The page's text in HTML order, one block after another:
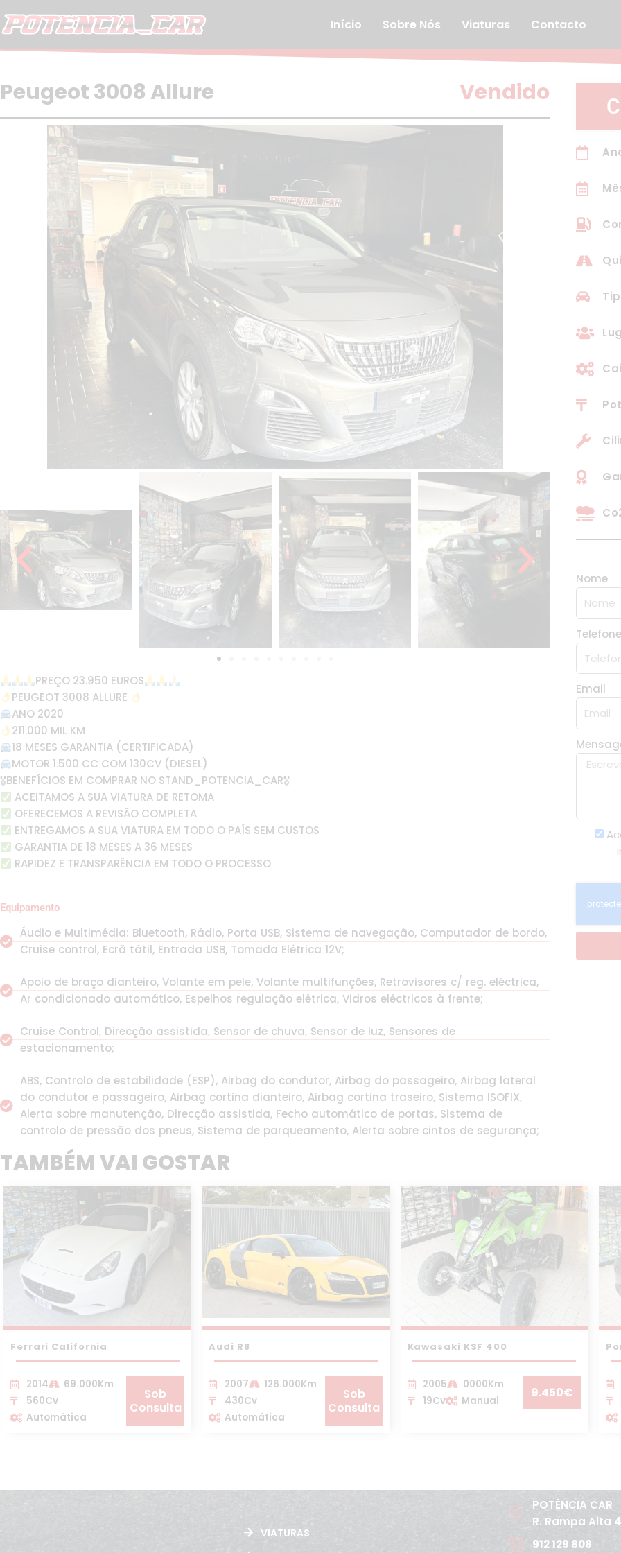
to
Início Sobre Nós Viaturas Contacto
Peugeot 3008 Allure Vendido
PREÇO 23.950 EUROS
PEUGEOT 3008 ALLURE
ANO 2020
211.000 MIL KM
18 MESES GARANTIA (CERTIFICADA)
MOTOR 1.500 CC COM 130CV (DIESEL)
🎖BENEFÍCIOS EM COMPRAR NO STAND_POTENCIA_CAR🎖
ACEITAMOS A SUA VIATURA DE RETOMA
OFERECEMOS A REVISÃO COMPLETA
ENTREGAMOS A SUA VIATURA EM TODO O PAÍS SEM CUSTOS
GARANTIA DE 18 MESES A 36 MESES
RAPIDEZ E TRANSPARÊNCIA EM TODO O PROCESSO
Equipamento
Áudio e Multimédia: Bluetooth, Rádio, Porta USB, Sistema de navegação, Computador de bordo,
Cruise control, Ecrã tátil, Entrada USB, Tomada Elétrica 12V;
Apoio de braço dianteiro, Volante em pele, Volante multifunções, Retrovisores c/ reg. eléctrica,
Ar condicionado automático, Espelhos regulação elétrica, Vidros eléctricos à frente;
Cruise Control, Direcção assistida, Sensor de chuva, Sensor de luz, Sensores de
estacionamento;
ABS, Controlo de estabilidade (ESP), Airbag do condutor, Airbag do passageiro, Airbag lateral
do condutor e passageiro, Airbag cortina dianteiro, Airbag cortina traseiro, Sistema ISOFIX,
Alerta sobre manutenção, Direcção assistida, Fecho automático de portas, Sistema de
controlo de pressão dos pneus, Sistema de parqueamento, Alerta sobre cintos de segurança;
Nome
Telefone
Email
TAMBÉM VAI GOSTAR
Ferrari California
2014
69.000Km
560Cv
Automática
Sob
Consulta
Audi R8
2007
126.000Km
430Cv
Automática
Sob
Consulta
Kawasaki KSF 400
2005
0000Km
19Cv
Manual
9.450€
VIATURAS
POTÊNCIA CAR
R. Rampa Alta
912 129 808